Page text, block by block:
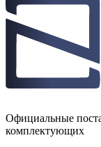
Официальные
комплектующих